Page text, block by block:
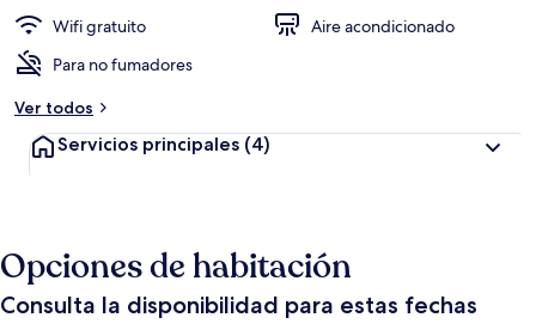
Exterior
Wifi gratuito
Aire acondicionado
Para no fumadores
Ver todos
Servicios principales (4)
Opciones de habitación
Consulta la disponibilidad para estas fechas